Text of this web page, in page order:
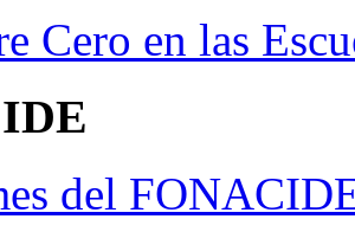
Cero en las
del